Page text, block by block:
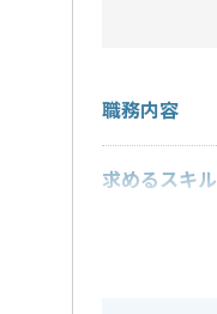
職務内容
求めるスキル